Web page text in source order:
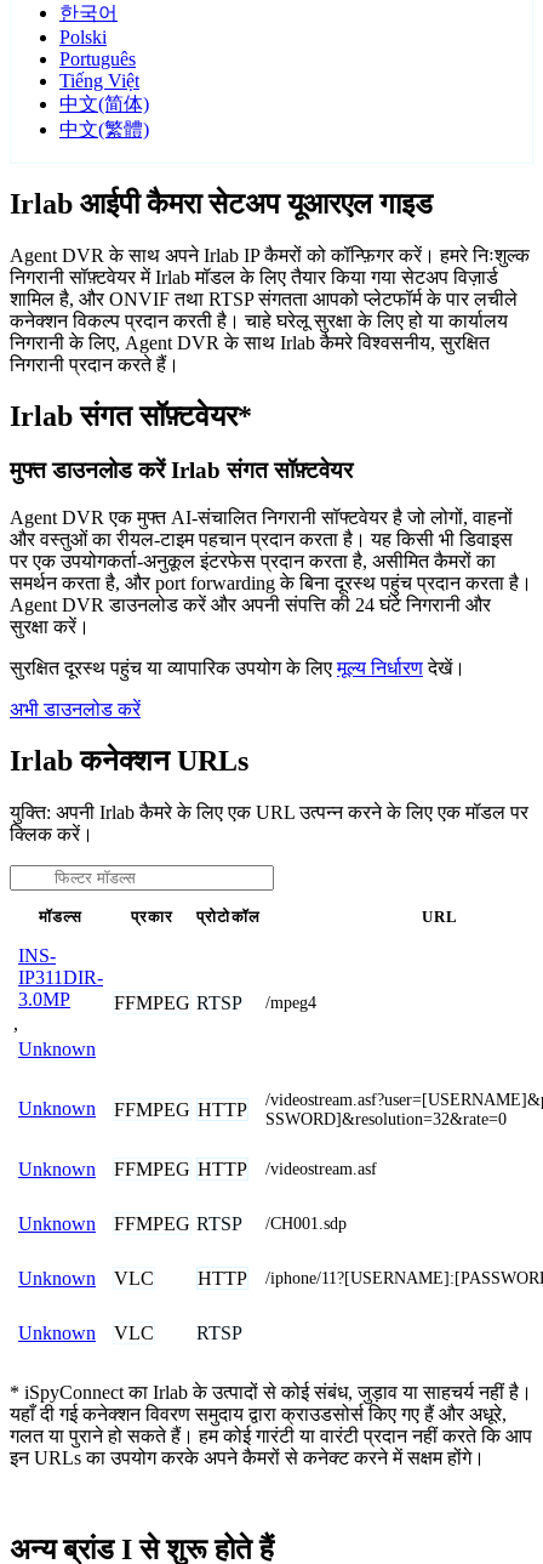
한국어
Polski
Português
Tiếng Việt
中文(简体)
中文(繁體)
Irlab आईपी कैमरा सेटअप यूआरएल गाइड
Agent DVR के साथ अपने Irlab IP कैमरों को कॉन्फ़िगर करें। हमरे निःशुल्क
निगरानी सॉफ़्टवेयर में Irlab मॉडल के लिए तैयार किया गया सेटअप विज़ार्ड
शामिल है, और ONVIF तथा RTSP संगतता आपको प्लेटफॉर्म के पार लचीले
कनेक्शन विकल्प प्रदान करती है। चाहे घरेलू सुरक्षा के लिए हो या कार्यालय
निगरानी के लिए, Agent DVR के साथ Irlab कैमरे विश्वसनीय, सुरक्षित
निगरानी प्रदान करते हैं।
Irlab संगत सॉफ़्टवेयर*
मुफ्त डाउनलोड करें Irlab संगत सॉफ़्टवेयर
Agent DVR एक मुफ्त AI-संचालित निगरानी सॉफ्टवेयर है जो लोगों, वाहनों
और वस्तुओं का रीयल-टाइम पहचान प्रदान करता है। यह किसी भी डिवाइस
पर एक उपयोगकर्ता-अनुकूल इंटरफेस प्रदान करता है, असीमित कैमरों का
समर्थन करता है, और port forwarding के बिना दूरस्थ पहुंच प्रदान करता है।
Agent DVR डाउनलोड करें और अपनी संपत्ति की 24 घंटे निगरानी और
सुरक्षा करें।
सुरक्षित दूरस्थ पहुंच या व्यापारिक उपयोग के लिएमूल्य निर्धारणदेखें।
अभी डाउनलोड करें
Irlab कनेक्शन URLs
युक्ति: अपनी Irlab कैमरे के लिए एक URL उत्पन्न करने के लिए एक मॉडल पर
क्लिक करें।
मॉडल्स प्रकार प्रोटोकॉल URL
INS-
IP311DIR-
3.0MP
,
Unknown
FFMPEG RTSP /mpeg4
Unknown FFMPEG HTTP
/
SSWORD]&resolution=32&rate=0
Unknown FFMPEG HTTP /videostream.asf
Unknown FFMPEG RTSP /CH001.sdp
Unknown VLC HTTP /iphone/
Unknown VLC RTSP
* iSpyConnect का Irlab के उत्पादों से कोई संबंध, जुड़ाव या साहचर्य नहीं है।
यहाँ दी गई कनेक्शन विवरण समुदाय द्वारा क्राउडसोर्स किए गए हैं और अधूरे,
गलत या पुराने हो सकते हैं। हम कोई गारंटी या वारंटी प्रदान नहीं करते कि आप
इन URLs का उपयोग करके अपने कैमरों से कनेक्ट करने में सक्षम होंगे।
अन्य ब्रांड I से शुरू होते हैं